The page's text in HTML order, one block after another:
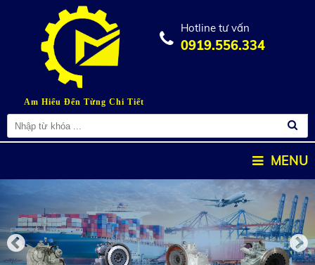
Am Hiểu Đến Từng Chi Tiết
Hotline tư vấn
0919.556.334
MENU